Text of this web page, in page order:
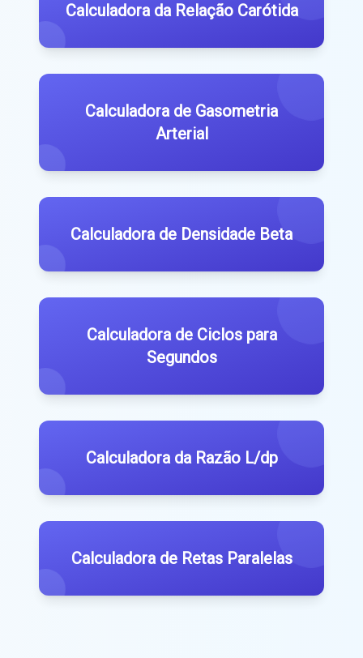
Calculadora da Relação Carótida
Calculadora de Gasometria
Arterial
Calculadora de Densidade Beta
Calculadora de Ciclos para
Segundos
Calculadora da Razão L/dp
Calculadora de Retas Paralelas